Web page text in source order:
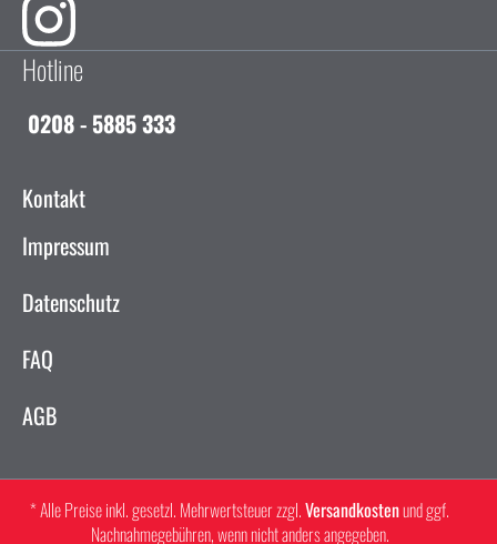
Hotline
0208 - 5885 333
Kontakt
Impressum
Datenschutz
FAQ
AGB
* Alle Preise inkl. gesetzl. Mehrwertsteuer zzgl.Versandkostenund ggf.
Nachnahmegebühren, wenn nicht anders angegeben.